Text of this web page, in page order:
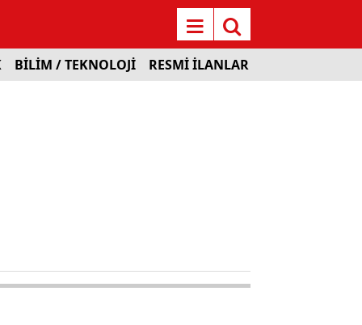
BİLİM / TEKNOLOJİ RESMİ İLANLAR